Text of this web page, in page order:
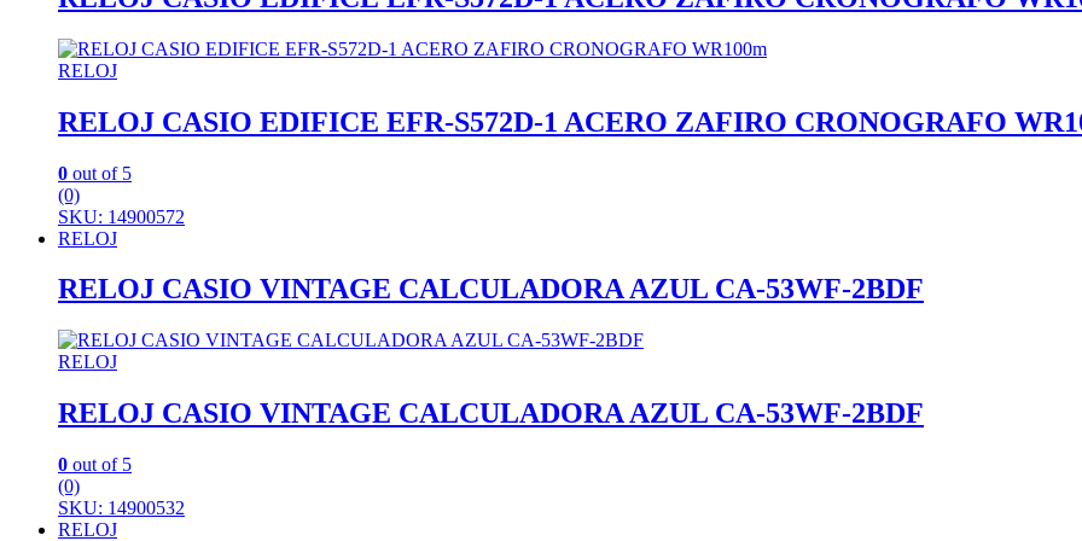
RELOJ
RELOJ CASIO EDIFICE EFR-S572D-1 ACERO ZAFIRO CRONOGRAFO
0 out of 5
(0)
SKU: 14900572
RELOJ
RELOJ CASIO VINTAGE CALCULADORA AZUL CA-53WF-2BDF
RELOJ
RELOJ CASIO VINTAGE CALCULADORA AZUL CA-53WF-2BDF
0 out of 5
(0)
SKU: 14900532
RELOJ